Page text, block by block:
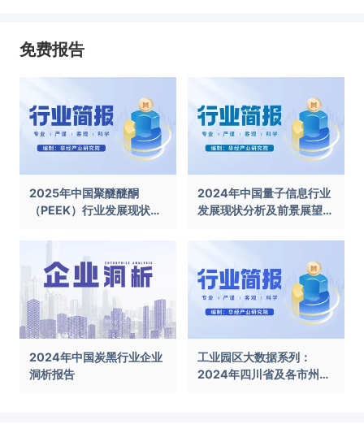
免费报告
2025年中国聚醚醚酮
（PEEK）行业发展现状及
2024年中国量子信息行业
发展现状分析及前景展望报
2024年中国炭黑行业企业
洞析报告
工业园区大数据系列：
2024年四川省及各市州工